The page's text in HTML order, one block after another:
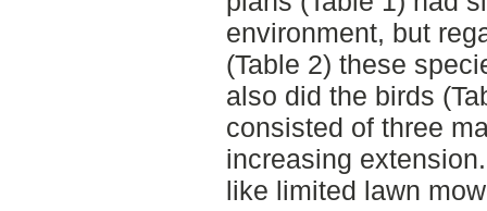
environment, but
(Table 2) these
also did the birds
consisted of three
increasing
like limited lawn